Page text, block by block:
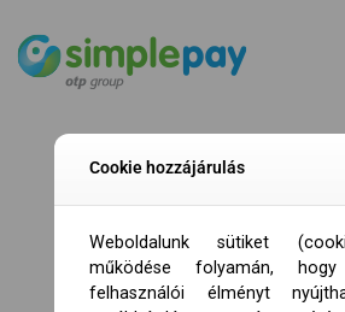
Cookie hozzájárulás
Weboldalunk sütiket
működése folyamán,
felhasználói élményt